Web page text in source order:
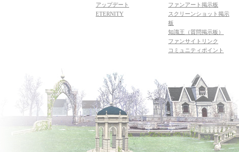
アップデート
ETERNITY
ファンアート掲示板
スクリーンショット掲示
板
知識王（質問掲示板）
ファンサイトリンク
コミュニティポイント